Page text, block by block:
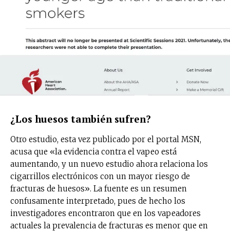
¿Los huesos también sufren?
Otro estudio, esta vez publicado por el portal MSN,
acusa que «la evidencia contra el vapeo está
aumentando, y un nuevo estudio ahora relaciona los
cigarrillos electrónicos con un mayor riesgo de
fracturas de huesos». La fuente es un resumen
confusamente interpretado, pues de hecho los
investigadores encontraron que en los vapeadores
actuales la prevalencia de fracturas es menor que en